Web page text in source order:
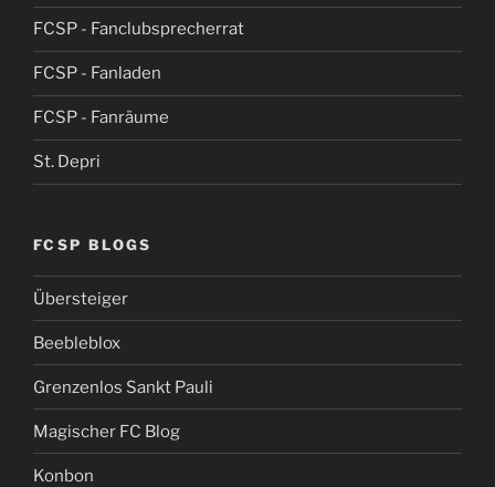
FCSP - Fanclubsprecherrat
FCSP - Fanladen
FCSP - Fanräume
St. Depri
FCSP BLOGS
Übersteiger
Beebleblox
Grenzenlos Sankt Pauli
Magischer FC Blog
Konbon